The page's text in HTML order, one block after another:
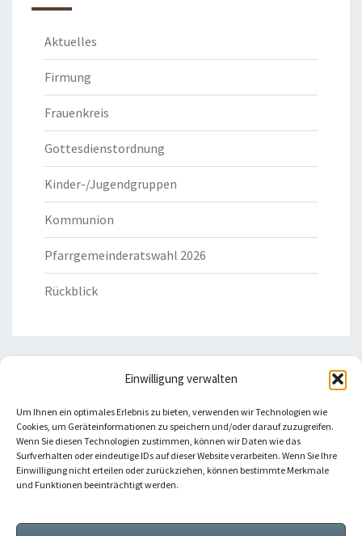
Einwilligung verwalten
Um Ihnen ein optimales Erlebnis zu bieten, verwenden wir Technologien wie
Cookies, um Geräteinformationen zu speichern und/oder darauf zuzugreifen.
Wenn Sie diesen Technologien zustimmen, können wir Daten wie das
Surfverhalten oder eindeutige IDs auf dieser Website verarbeiten. Wenn Sie Ihre
Einwilligung nicht erteilen oder zurückziehen, können bestimmte Merkmale
und Funktionen beeinträchtigt werden.
Aktuelles
Firmung
Frauenkreis
Gottesdienstordnung
Kinder-/Jugendgruppen
Kommunion
Pfarrgemeinderatswahl 2026
Rückblick
Bistum Eichstätt
Caritas Verband